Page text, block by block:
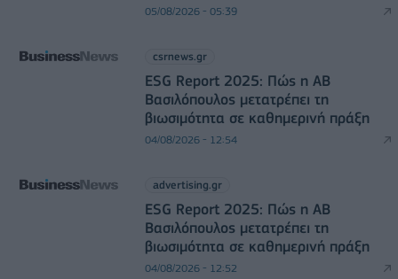
05/08/2026 - 05:39
csrnews.gr
ESG Report 2025: Πώς η ΑΒ
Βασιλόπουλος μετατρέπει τη
βιωσιμότητα σε καθημερινή πράξη
04/08/2026 - 12:54
advertising.gr
ESG Report 2025: Πώς η ΑΒ
Βασιλόπουλος μετατρέπει τη
βιωσιμότητα σε καθημερινή πράξη
04/08/2026 - 12:52